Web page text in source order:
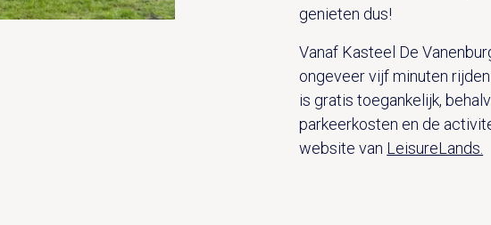
genieten dus!
Vanaf Kasteel De
ongeveer vijf minuten
is gratis toegankelijk,
parkeerkosten en de
website van LeisureLands.